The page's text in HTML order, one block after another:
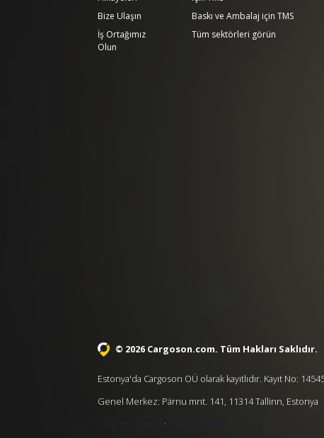
Bize Ulaşın
İş Ortağımız
Olun
Baskı ve Ambalaj için TMS
Tüm sektörleri görün
© 2026 Cargoson.com. Tüm Hakları Saklıdır.
Estonya'da Cargoson OÜ olarak kayıtlıdır. Kayıt No:
Genel Merkez: Pärnu mnt. 141, 11314 Tallinn, Estonya
+372 5555 0028
· hello@cargoson.com